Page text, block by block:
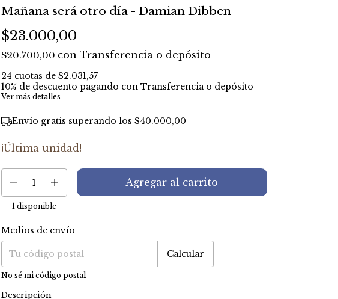
Mañana será otro día - Damian Dibben
$23.000,00
$20.700,00 con Transferencia o depósito
24 cuotas de $2.031,57
10% de descuento pagando con Transferencia o depósito
Ver más detalles
Envío gratis superando los$40.000,00
¡Última unidad!
1 disponible
Entregas para el CP:
Medios de envío
Calcular
No sé mi código postal
Descripción